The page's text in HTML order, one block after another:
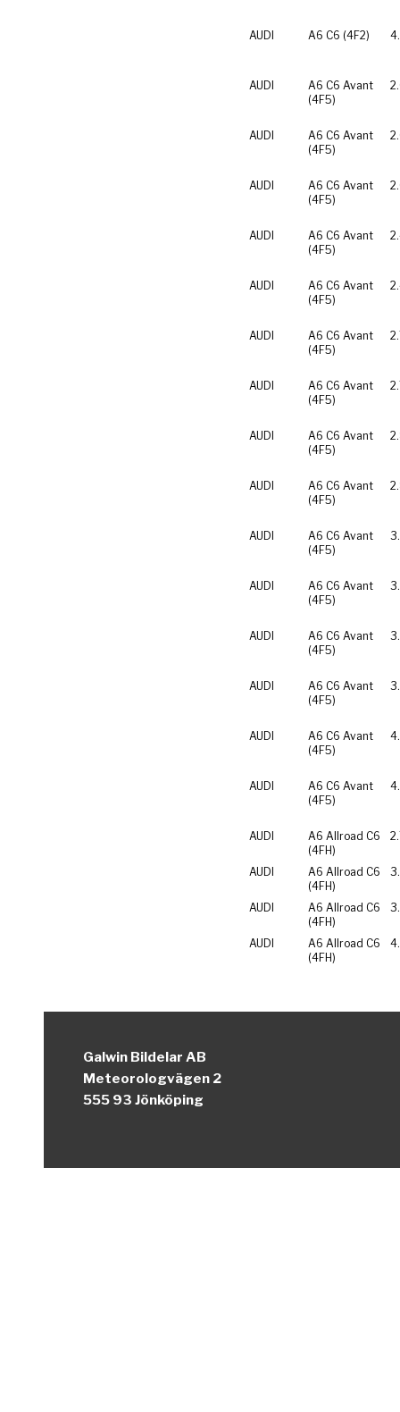
AUDI A6 C6 (4F2)
AUDI
A6 C6 Avant
(4F5)
AUDI
A6 C6 Avant
(4F5)
AUDI
A6 C6 Avant
(4F5)
AUDI
A6 C6 Avant
(4F5)
AUDI
A6 C6 Avant
(4F5)
AUDI
A6 C6 Avant
(4F5)
AUDI
A6 C6 Avant
(4F5)
AUDI
A6 C6 Avant
(4F5)
AUDI
A6 C6 Avant
(4F5)
AUDI
A6 C6 Avant
(4F5)
AUDI
A6 C6 Avant
(4F5)
AUDI
A6 C6 Avant
(4F5)
AUDI
A6 C6 Avant
(4F5)
AUDI
A6 C6 Avant
(4F5)
AUDI
A6 C6 Avant
(4F5)
AUDI
A6 Allroad C6
(4FH)
AUDI
A6 Allroad C6
(4FH)
AUDI
A6 Allroad C6
(4FH)
AUDI
A6 Allroad C6
(4FH)
Galwin Bildelar AB
Meteorologvägen 2
555 93 Jönköping